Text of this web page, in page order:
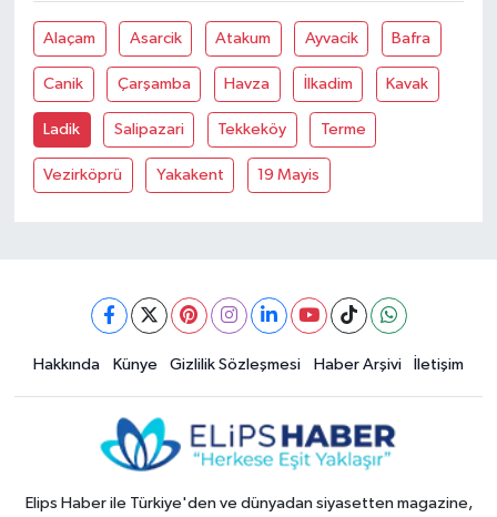
Alaçam Asarcik Atakum Ayvacik Bafra
Canik Çarşamba Havza İlkadim Kavak
Ladik Salipazari Tekkeköy Terme
Vezirköprü Yakakent 19 Mayis
Hakkında Künye Gizlilik Sözleşmesi Haber Arşivi İletişim
Elips Haber ile Türkiye'den ve dünyadan siyasetten magazine,